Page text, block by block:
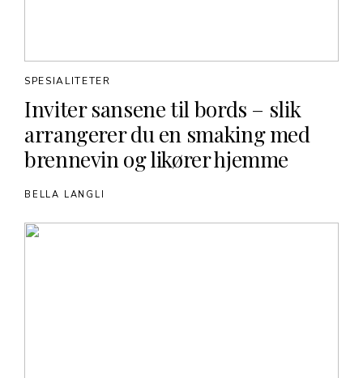
Inviter sansene til bords – slik
arrangerer du en smaking med
brennevin og likører hjemme
SPESIALITETER
BELLA LANGLI